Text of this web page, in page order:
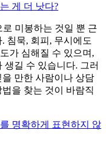
게 더 낫다?
미봉하는 것일 뿐 근
침묵, 회피, 무시에도
가 심해질 수 있으며,
생길 수 있습니다. 그러
만한 사람이나 상담
을 찾는 것이 바람직
명확하게 표현하지 않